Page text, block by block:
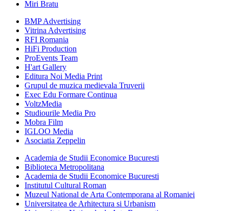
Miri Bratu
BMP Advertising
Vitrina Advertising
RFI Romania
HiFi Production
ProEvents Team
H'art Gallery
Editura Noi Media Print
Grupul de muzica medievala Truverii
Exec Edu Formare Continua
VoltzMedia
Studiourile Media Pro
Mobra Film
IGLOO Media
Asociatia Zeppelin
Academia de Studii Economice Bucuresti
Biblioteca Metropolitana
Academia de Studii Economice Bucuresti
Institutul Cultural Roman
Muzeul National de Arta Contemporana al Romaniei
Universitatea de Arhitectura si Urbanism